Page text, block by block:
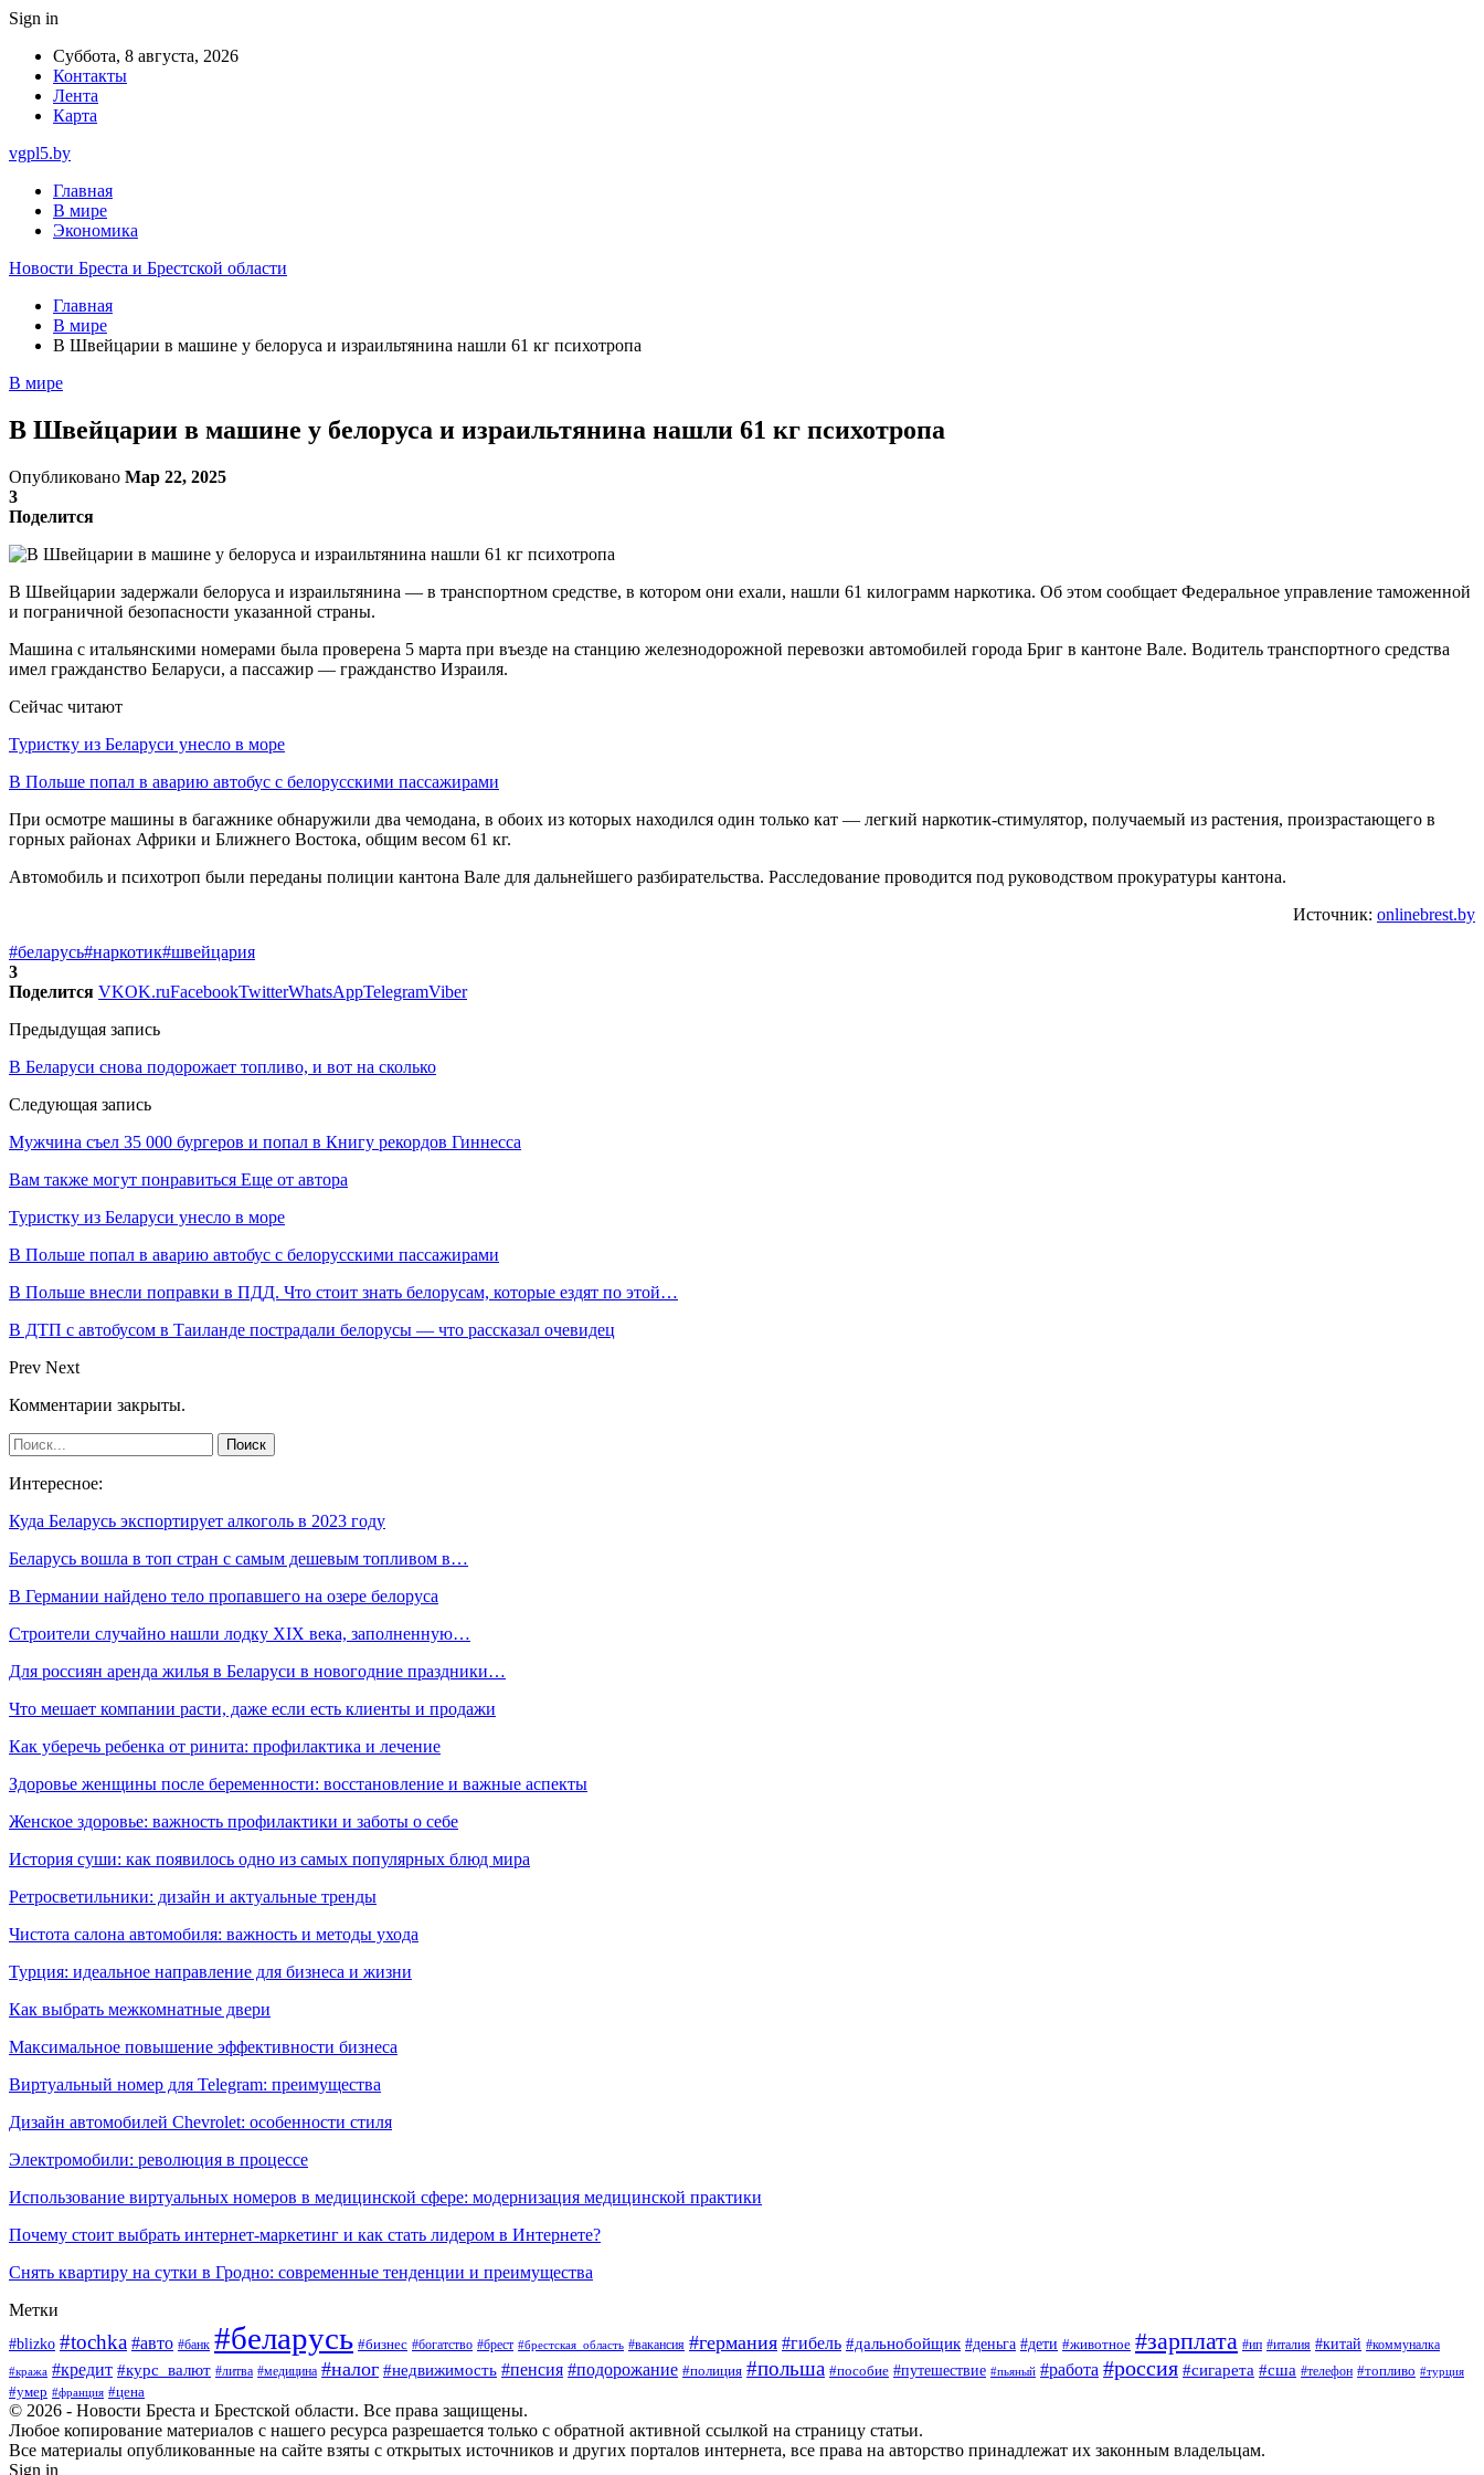
Sign in
Суббота, 8 августа, 2026
Контакты
Лента
Карта
vgpl5.by
Главная
В мире
Экономика
Новости Бреста и Брестской области
Главная
В мире
В Швейцарии в машине у белоруса и израильтянина нашли 61 кг психотропа
В мире
В Швейцарии в машине у белоруса и израильтянина нашли 61 кг психотропа
Опубликовано Мар 22, 2025
3
Поделится
В Швейцарии задержали белоруса и израильтянина — в транспортном средстве, в котором они ехали, нашли 61 килограмм наркотика. Об этом сообщает Федеральное управление таможенной
и пограничной безопасности указанной страны.
Машина с итальянскими номерами была проверена 5 марта при въезде на станцию железнодорожной перевозки автомобилей города Бриг в кантоне Вале. Водитель транспортного средства
имел гражданство Беларуси, а пассажир — гражданство Израиля.
Сейчас читают
Туристку из Беларуси унесло в море
В Польше попал в аварию автобус с белорусскими пассажирами
При осмотре машины в багажнике обнаружили два чемодана, в обоих из которых находился один только кат — легкий наркотик-стимулятор, получаемый из растения, произрастающего в
горных районах Африки и Ближнего Востока, общим весом 61 кг.
Автомобиль и психотроп были переданы полиции кантона Вале для дальнейшего разбирательства. Расследование проводится под руководством прокуратуры кантона.
Источник: onlinebrest.by
#беларусь#наркотик#швейцария
3
Поделится VKOK.ruFacebookTwitterWhatsAppTelegramViber
Предыдущая запись
В Беларуси снова подорожает топливо, и вот на сколько
Следующая запись
Мужчина съел 35 000 бургеров и попал в Книгу рекордов Гиннесса
Вам также могут понравиться Еще от автора
Туристку из Беларуси унесло в море
В Польше попал в аварию автобус с белорусскими пассажирами
В Польше внесли поправки в ПДД. Что стоит знать белорусам, которые ездят по этой…
В ДТП с автобусом в Таиланде пострадали белорусы — что рассказал очевидец
Prev Next
Комментарии закрыты.
Интересное:
Куда Беларусь экспортирует алкоголь в 2023 году
Беларусь вошла в топ стран с самым дешевым топливом в…
В Германии найдено тело пропавшего на озере белоруса
Строители случайно нашли лодку XIX века, заполненную…
Для россиян аренда жилья в Беларуси в новогодние праздники…
Что мешает компании расти, даже если есть клиенты и продажи
Как уберечь ребенка от ринита: профилактика и лечение
Здоровье женщины после беременности: восстановление и важные аспекты
Женское здоровье: важность профилактики и заботы о себе
История суши: как появилось одно из самых популярных блюд мира
Ретросветильники: дизайн и актуальные тренды
Чистота салона автомобиля: важность и методы ухода
Турция: идеальное направление для бизнеса и жизни
Как выбрать межкомнатные двери
Максимальное повышение эффективности бизнеса
Виртуальный номер для Telegram: преимущества
Дизайн автомобилей Chevrolet: особенности стиля
Электромобили: революция в процессе
Использование виртуальных номеров в медицинской сфере: модернизация медицинской практики
Почему стоит выбрать интернет-маркетинг и как стать лидером в Интернете?
Снять квартиру на сутки в Гродно: современные тенденции и преимущества
Метки
#blizko #tochka #авто #банк #беларусь #бизнес #богатство #брест #брестская_область #вакансия #германия #гибель #дальнобойщик #деньга #дети #животное #зарплата #ип #италия #китай #коммуналка
#кража #кредит #курс_валют #литва #медицина #налог #недвижимость #пенсия #подорожание #полиция #польша #пособие #путешествие #пьяный #работа #россия #сигарета #сша #телефон #топливо #турция
#умер #франция #цена
© 2026 - Новости Бреста и Брестской области. Все права защищены.
Любое копирование материалов с нашего ресурса разрешается только с обратной активной ссылкой на страницу статьи.
Все материалы опубликованные на сайте взяты с открытых источников и других порталов интернета, все права на авторство принадлежат их законным владельцам.
Sign in